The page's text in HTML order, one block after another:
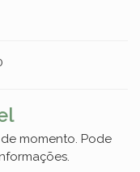
momento. Pode